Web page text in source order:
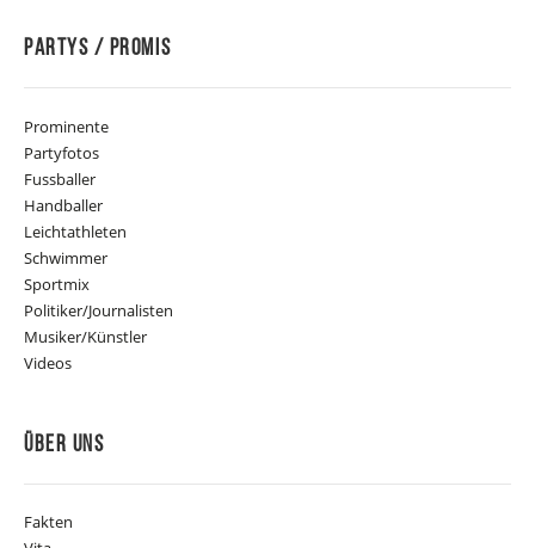
Partys / Promis
Prominente
Partyfotos
Fussballer
Handballer
Leichtathleten
Schwimmer
Sportmix
Politiker/Journalisten
Musiker/Künstler
Videos
Über Uns
Fakten